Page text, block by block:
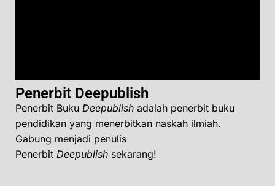
Penerbit Deepublish
Penerbit Buku Deepublish adalah penerbit buku
pendidikan yang menerbitkan naskah ilmiah.
Gabung menjadi penulis
Penerbit Deepublish sekarang!